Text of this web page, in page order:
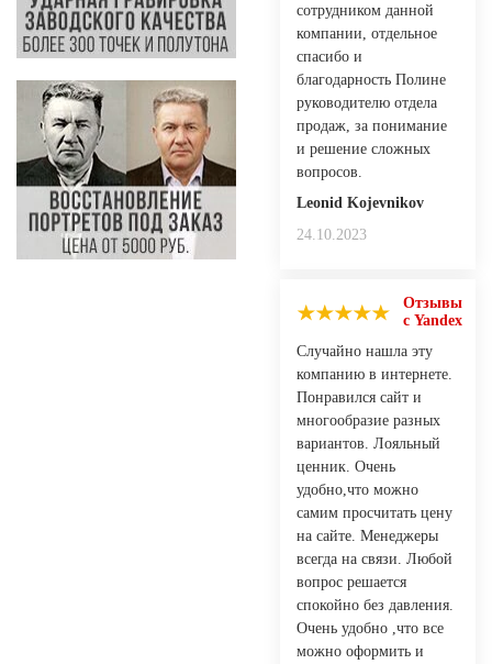
сотрудником данной
компании, отдельное
спасибо и
благодарность Полине
руководителю отдела
продаж, за понимание
и решение сложных
вопросов.
Leonid Kojevnikov
24.10.2023
Отзывы
с Yandex
Случайно нашла эту
компанию в интернете.
Понравился сайт и
многообразие разных
вариантов. Лояльный
ценник. Очень
удобно,что можно
самим просчитать цену
на сайте. Менеджеры
всегда на связи. Любой
вопрос решается
спокойно без давления.
Очень удобно ,что все
можно оформить и